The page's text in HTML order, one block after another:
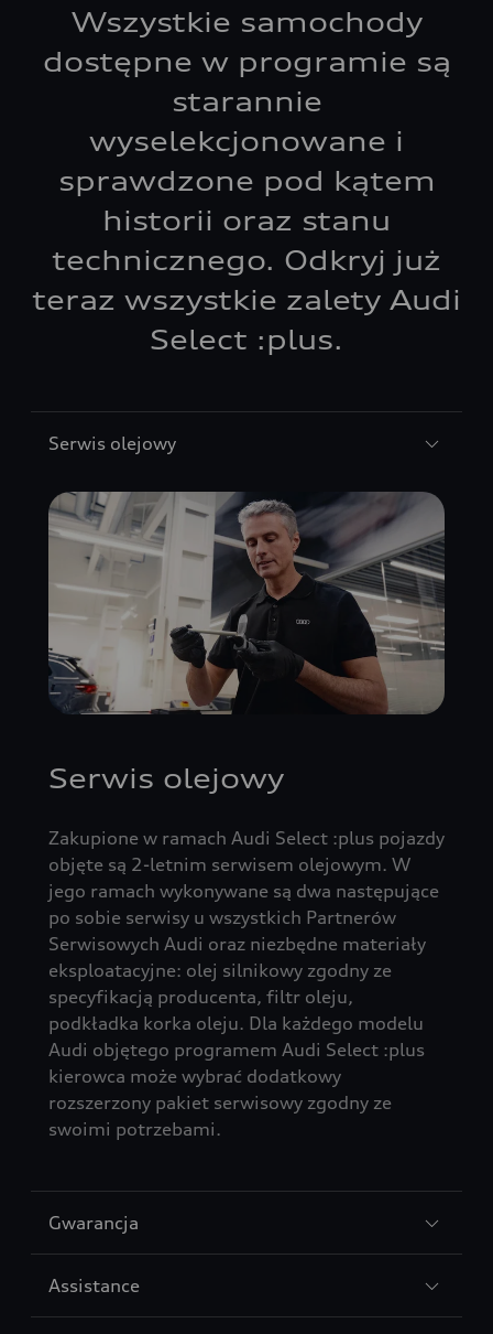
Wszystkie samochody
dostępne w programie są
starannie
wyselekcjonowane i
sprawdzone pod kątem
historii oraz stanu
technicznego. Odkryj już
teraz wszystkie zalety Audi
Select :plus.
Serwis olejowy
Serwis olejowy
Zakupione w ramach Audi Select :plus pojazdy
objęte są 2-letnim serwisem olejowym. W
jego ramach wykonywane są dwa następujące
po sobie serwisy u wszystkich Partnerów
Serwisowych Audi oraz niezbędne materiały
eksploatacyjne: olej silnikowy zgodny ze
specyfikacją producenta, filtr oleju,
podkładka korka oleju. Dla każdego modelu
Audi objętego programem Audi Select :plus
kierowca może wybrać dodatkowy
rozszerzony pakiet serwisowy zgodny ze
swoimi potrzebami.
Gwarancja
Assistance